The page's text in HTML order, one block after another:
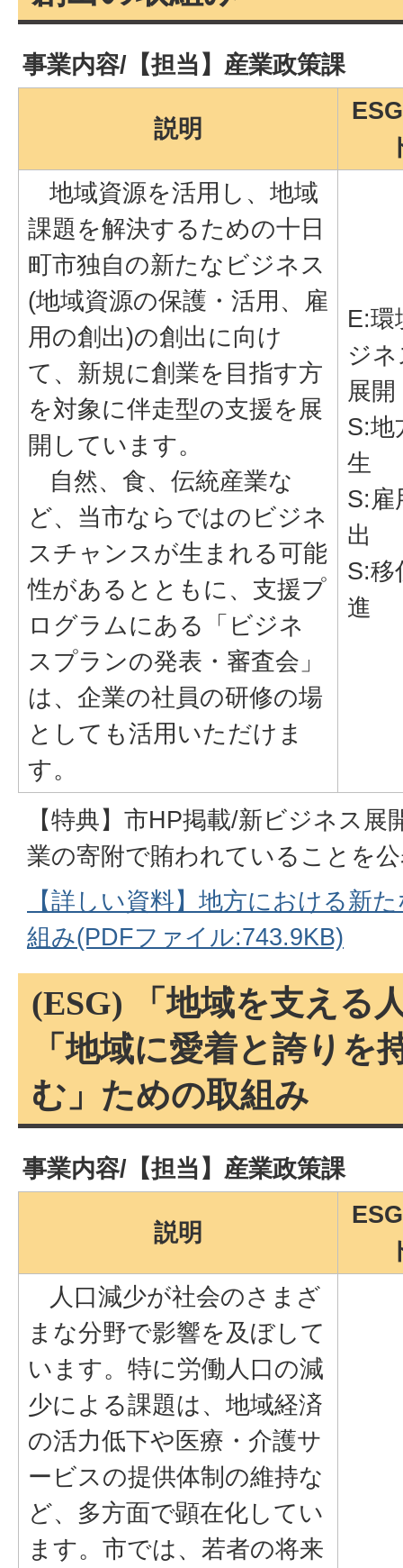
事業内容/【担当】産業政策課
説明
地域資源を活用し、地域
課題を解決するための十日
町市独自の新たなビジネス
(地域資源の保護・活用、雇
用の創出)の創出に向け
て、新規に創業を目指す方
を対象に伴走型の支援を展
開しています。
自然、食、伝統産業な
ど、当市ならではのビジネ
スチャンスが生まれる可能
性があるとともに、支援プ
ログラムにある「ビジネ
スプランの発表・審査会」
は、企業の社員の研修の場
としても活用いただけま
す。
E:環
ジ
展開
S:地
生
S:雇
出
S:移
進
【特典】市HP掲載/新ビジネス
業の寄附で賄われていることを
【詳しい資料】地方における新
組み(PDFファイル:743.9KB)
(ESG) 「地域を支える
「地域に愛着と誇りを
む」ための取組み
事業内容/【担当】産業政策課
説明
人口減少が社会のさまざ
まな分野で影響を及ぼして
います。特に労働人口の減
少による課題は、地域経済
の活力低下や医療・介護サ
ービスの提供体制の維持な
ど、多方面で顕在化してい
ます。市では、若者の将来